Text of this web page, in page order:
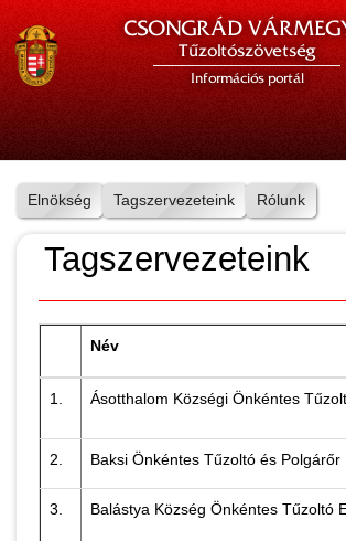
CSONGRÁD
Tűzoltószövetség
Információs portál
Elnökség Tagszervezeteink Rólunk
Tagszervezeteink
Név
1. Ásotthalom Községi Önkéntes
2. Baksi Önkéntes Tűzoltó és Polgárőr
3. Balástya Község Önkéntes Tűzoltó